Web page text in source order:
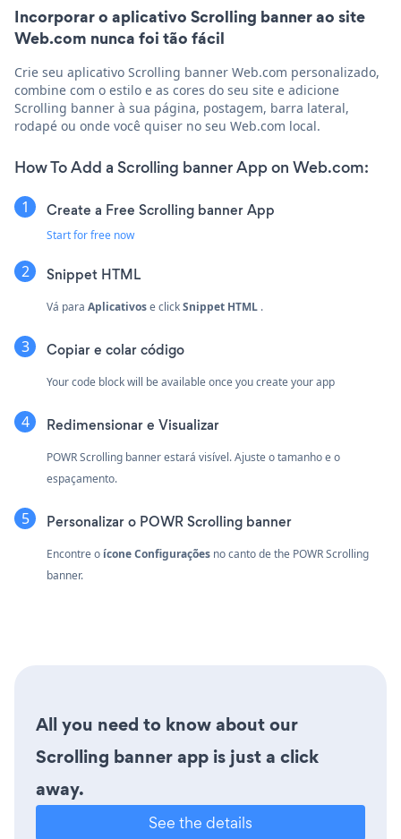
Incorporar o aplicativo Scrolling banner ao site
Web.com nunca foi tão fácil
Crie seu aplicativo Scrolling banner Web.com personalizado,
combine com o estilo e as cores do seu site e adicione
Scrolling banner à sua página, postagem, barra lateral,
rodapé ou onde você quiser no seu Web.com local.
How To Add a Scrolling banner App on Web.com:
Create a Free Scrolling banner App
Start for free now
Snippet HTML
Vá para Aplicativose clickSnippet HTML .
Copiar e colar código
Your code block will be available once you create your app
Redimensionar e Visualizar
POWR Scrolling banner estará visível. Ajuste o tamanho e o
espaçamento.
Personalizar o POWR Scrolling banner
Encontre o ícone Configurações no canto de the POWR Scrolling
banner.
All you need to know about our
Scrolling banner app is just a click
away.
See the details